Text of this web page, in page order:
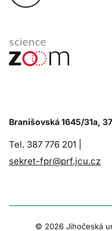
Branišovská 1645/31a,
Tel. 387 776 201 |
sekret-fpr@prf.jcu.cz
© 2026 Jihočeská